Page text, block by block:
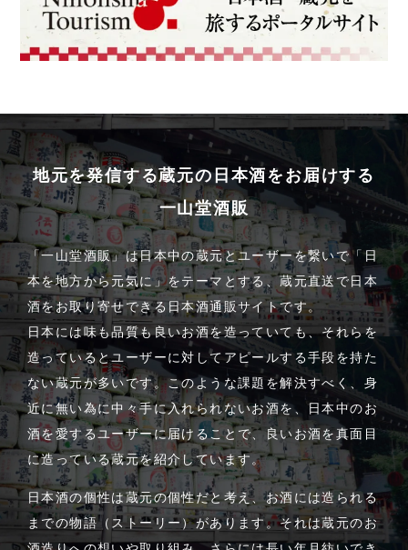
地元を発信する蔵元の日本酒をお届けする
一山堂酒販
「一山堂酒販」は日本中の蔵元とユーザーを繋いで「日
本を地方から元気に」をテーマとする、蔵元直送で日本
酒をお取り寄せできる日本酒通販サイトです。
日本には味も品質も良いお酒を造っていても、それらを
造っているとユーザーに対してアピールする手段を持た
ない蔵元が多いです。このような課題を解決すべく、身
近に無い為に中々手に入れられないお酒を、日本中のお
酒を愛するユーザーに届けることで、良いお酒を真面目
に造っている蔵元を紹介しています。
日本酒の個性は蔵元の個性だと考え、お酒には造られる
までの物語（ストーリー）があります。それは蔵元のお